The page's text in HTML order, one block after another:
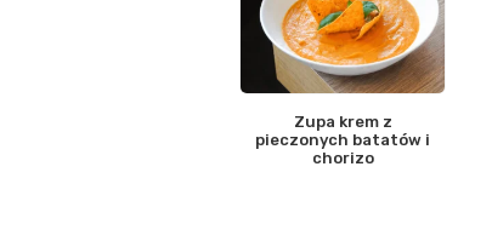
Zupa krem z
pieczonych batatów i
chorizo